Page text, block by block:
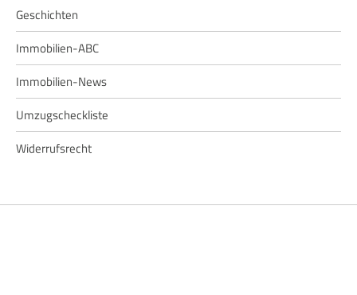
Geschichten
Immobilien-ABC
Immobilien-News
Umzugscheckliste
Widerrufsrecht